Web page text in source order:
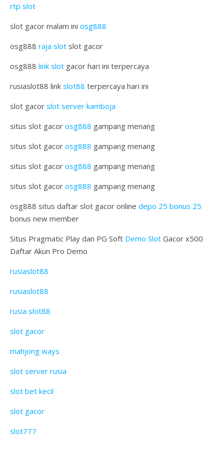
rtp slot
slot gacor malam ini osg888
osg888 raja slot slot gacor
osg888 link slot gacor hari ini terpercaya
rusiaslot88 link slot88 terpercaya hari ini
slot gacor slot server kamboja
situs slot gacor osg888 gampang menang
situs slot gacor osg888 gampang menang
situs slot gacor osg888 gampang menang
situs slot gacor osg888 gampang menang
osg888 situs daftar slot gacor online depo 25 bonus 25
bonus new member
Situs Pragmatic Play dan PG Soft Demo Slot Gacor x500
Daftar Akun Pro Demo
rusiaslot88
rusiaslot88
rusia slot88
slot gacor
mahjong ways
slot server rusia
slot bet kecil
slot gacor
slot777